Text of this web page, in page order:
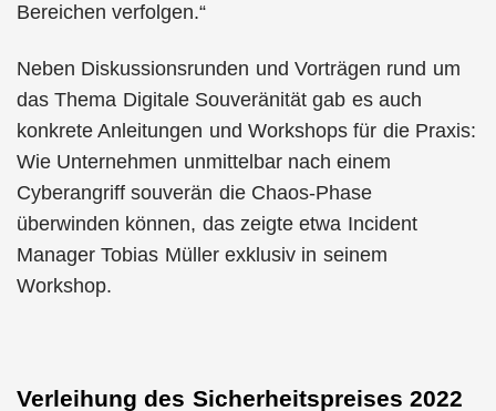
Bereichen verfolgen.“
Neben Diskussionsrunden und Vorträgen rund um
das Thema Digitale Souveränität gab es auch
konkrete Anleitungen und Workshops für die Praxis:
Wie Unternehmen unmittelbar nach einem
Cyberangriff souverän die Chaos-Phase
überwinden können, das zeigte etwa Incident
Manager Tobias Müller exklusiv in seinem
Workshop.
Verleihung des Sicherheitspreises 2022